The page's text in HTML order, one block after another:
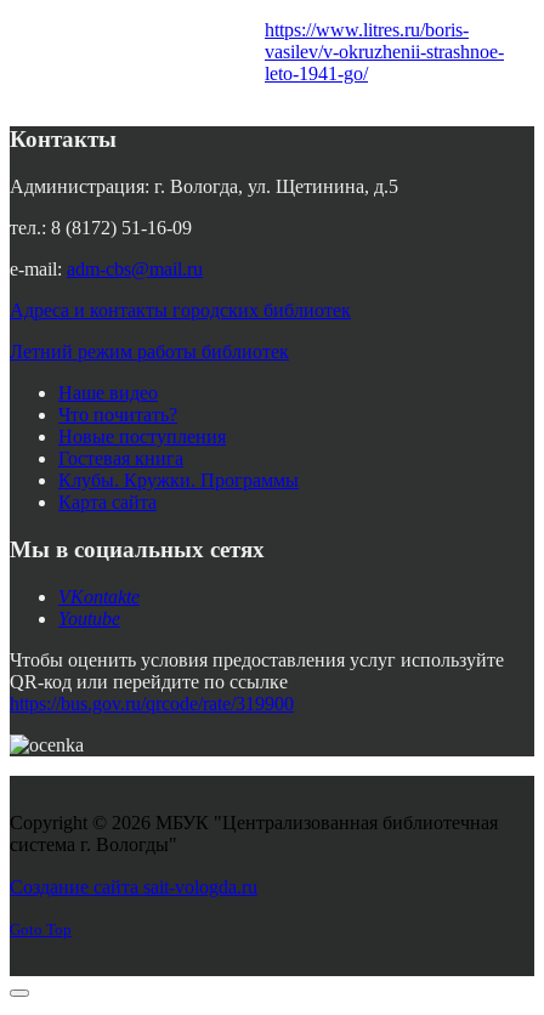
https://www.litres.ru/boris-
vasilev/v-okruzhenii-strashnoe-
leto-1941-go/
Контакты
Администрация: г. Вологда, ул. Щетинина, д.5
тел.: 8 (8172) 51-16-09
e-mail: adm-cbs@mail.ru
Адреса и контакты городских библиотек
Летний режим работы библиотек
Наше видео
Что почитать?
Новые поступления
Гостевая книга
Клубы. Кружки. Программы
Карта сайта
Мы в социальных сетях
VKontakte
Youtube
Чтобы оценить условия предоставления услуг используйте
QR-код или перейдите по ссылке
https://bus.gov.ru/qrcode/rate/319900
Copyright © 2026 МБУК "Централизованная библиотечная
система г. Вологды"
Создание сайта sait-vologda.ru
Goto Top